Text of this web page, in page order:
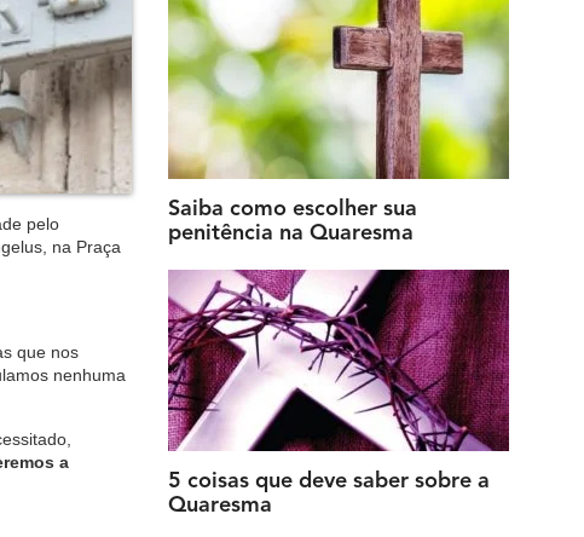
pelo
na Praça
que nos
nenhuma
a
Saiba como escolher sua
penitência na Quaresma
5 coisas que deve saber sobre a
Quaresma